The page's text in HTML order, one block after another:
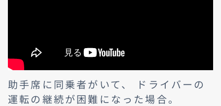
助手席に同乗者がいて、 ドライバーの
運転の継続が困難になった場合。